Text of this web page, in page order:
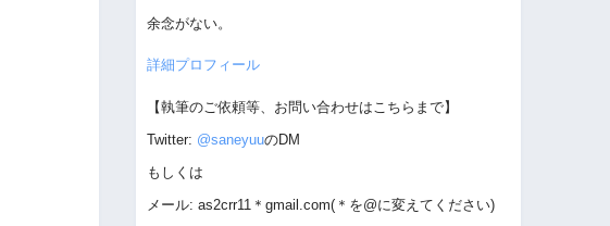
余念がない。
詳細プロフィール
【執筆のご依頼等、お問い合わせはこちらまで】
Twitter: @saneyuuのDM
もしくは
メール: as2crr11＊gmail.com(＊を@に変えてください)